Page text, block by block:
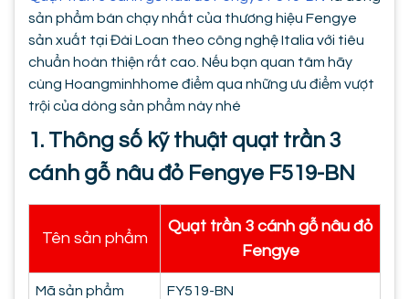
sản phẩm bán chạy nhất của thương hiệu Fengye
sản xuất tại Đài Loan theo công nghệ Italia với tiêu
chuẩn hoàn thiện rất cao. Nếu bạn quan tâm hãy
cùng Hoangminhhome điểm qua những ưu điểm vượt
trội của dòng sản phẩm này nhé
1. Thông số kỹ thuật quạt trần 3
cánh gỗ nâu đỏ Fengye F519-BN
Tên sản phẩm
Quạt trần 3 cánh gỗ nâu đỏ
Fengye
Mã sản phẩm FY519-BN